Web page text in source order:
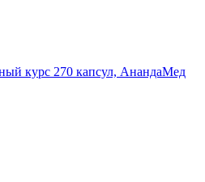
курс 270 капсул, АнандаМед